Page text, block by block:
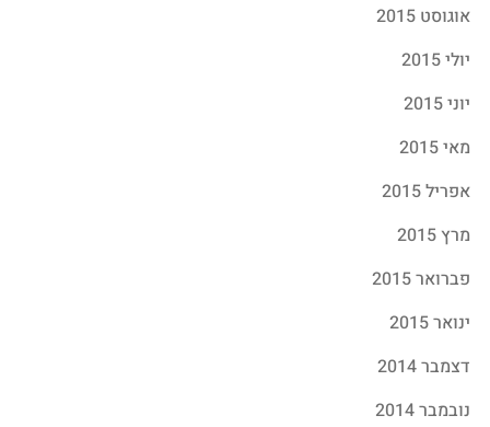
אוגוסט 2015
יולי 2015
יוני 2015
מאי 2015
אפריל 2015
מרץ 2015
פברואר 2015
ינואר 2015
דצמבר 2014
נובמבר 2014